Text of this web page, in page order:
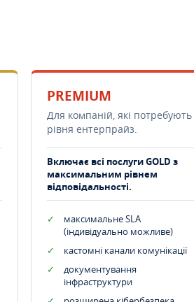
PREMIUM
Для компаній, які потребують
рівня ентерпрайз.
Включає всі послуги GOLD з
максимальним рівнем
відповідальності.
максимальне SLA
(індивідуально можливе)
кастомні канали комунікації
документування
інфраструктури